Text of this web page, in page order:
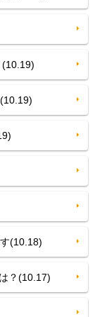
(10.18)
？(10.17)